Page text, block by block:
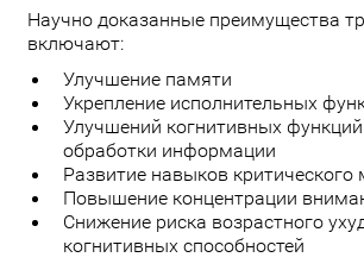
Научно доказанные преимущества
включают:
Улучшение памяти
Укрепление исполнительных
Улучшений когнитивных функций
обработки информации
Развитие навыков
Повышение концентрации
Снижение риска возрастного
когнитивных способностей